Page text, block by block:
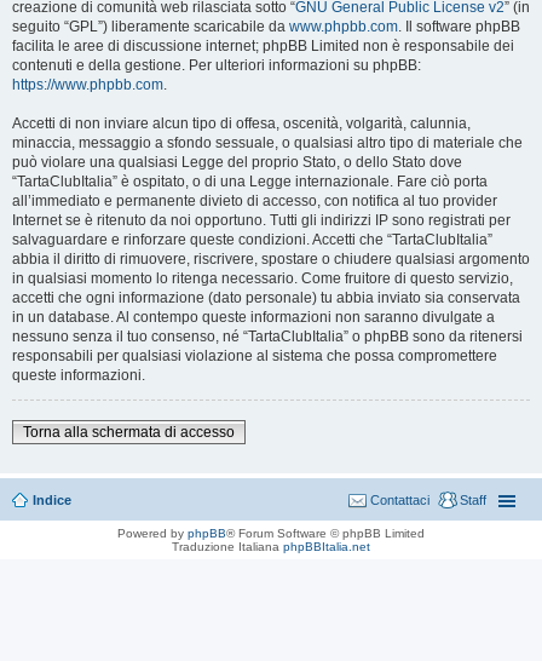
creazione di comunità web rilasciata sotto “GNU General Public License v2” (in
seguito “GPL”) liberamente scaricabile da www.phpbb.com. Il software phpBB
facilita le aree di discussione internet; phpBB Limited non è responsabile dei
contenuti e della gestione. Per ulteriori informazioni su phpBB:
https://www.phpbb.com.
Accetti di non inviare alcun tipo di offesa, oscenità, volgarità, calunnia,
minaccia, messaggio a sfondo sessuale, o qualsiasi altro tipo di materiale che
può violare una qualsiasi Legge del proprio Stato, o dello Stato dove
“TartaClubItalia” è ospitato, o di una Legge internazionale. Fare ciò porta
all’immediato e permanente divieto di accesso, con notifica al tuo provider
Internet se è ritenuto da noi opportuno. Tutti gli indirizzi IP sono registrati per
salvaguardare e rinforzare queste condizioni. Accetti che “TartaClubItalia”
abbia il diritto di rimuovere, riscrivere, spostare o chiudere qualsiasi argomento
in qualsiasi momento lo ritenga necessario. Come fruitore di questo servizio,
accetti che ogni informazione (dato personale) tu abbia inviato sia conservata
in un database. Al contempo queste informazioni non saranno divulgate a
nessuno senza il tuo consenso, né “TartaClubItalia” o phpBB sono da ritenersi
responsabili per qualsiasi violazione al sistema che possa compromettere
queste informazioni.
Torna alla schermata di accesso
Indice Staff
Contattaci
Powered by phpBB® Forum Software © phpBB Limited
Traduzione Italiana phpBBItalia.net